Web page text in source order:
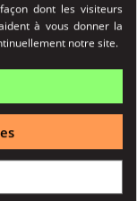
dont les visiteurs
à vous donner la
notre site.